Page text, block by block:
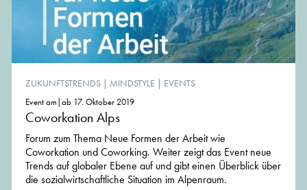
ZUKUNFTSTRENDS | MINDSTYLE | EVENTS
Event am|ab 17. Oktober 2019
Coworkation Alps
Forum zum Thema Neue Formen der Arbeit wie
Coworkation und Coworking. Weiter zeigt das Event neue
Trends auf globaler Ebene auf und gibt einen Überblick über
die sozialwirtschaftliche Situation im Alpenraum.